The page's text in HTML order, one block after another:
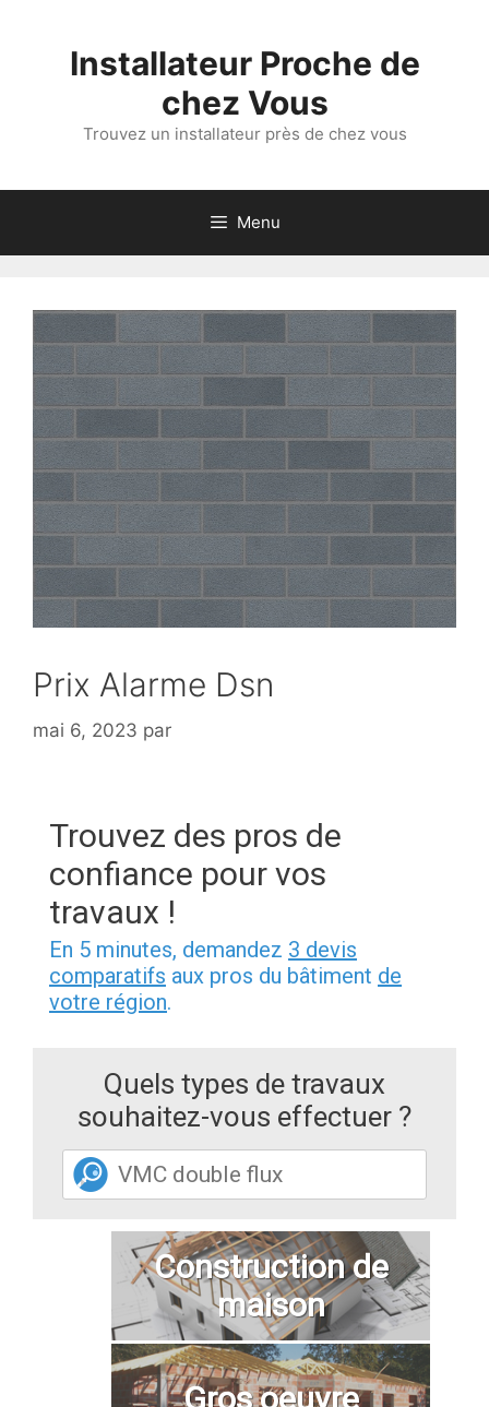
Installateur Proche de
chez Vous
Trouvez un installateur près de chez vous
Menu
Prix Alarme Dsn
mai 6, 2023 par
Trouvez des pros de
confiance pour vos
travaux !
En 5 minutes, demandez 3 devis
comparatifs aux pros du bâtiment de
votre région.
Quels types de travaux
souhaitez-vous effectuer ?
Construction de
maison
Gros oeuvre